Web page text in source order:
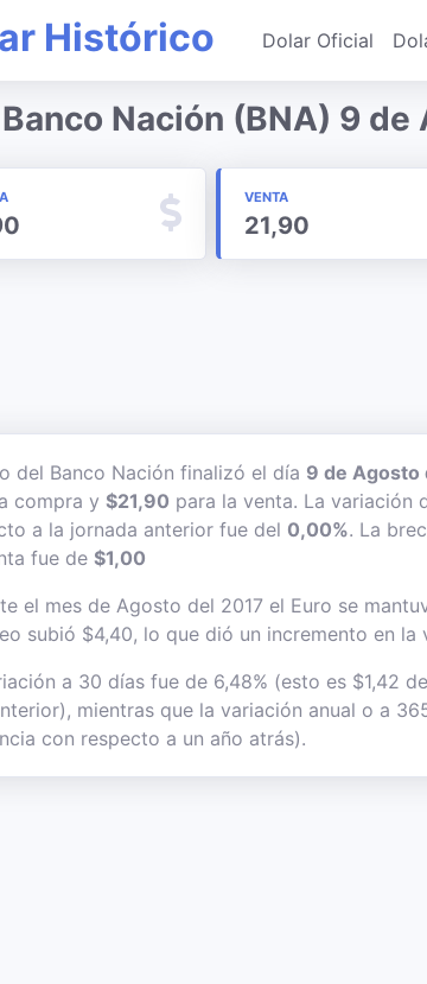
Histórico Dolar Oficial
Nación (BNA) 9
VENTA
21,90
del Banco Nación finalizó el día 9 de Agosto
compra y $21,90 para la venta. La variación
a la jornada anterior fue del 0,00%. La
fue de $1,00
el mes de Agosto del 2017 el Euro se
subió $4,40, lo que dió un incremento en la
a 30 días fue de 6,48% (esto es $1,42
mientras que la variación anual o a
con respecto a un año atrás).